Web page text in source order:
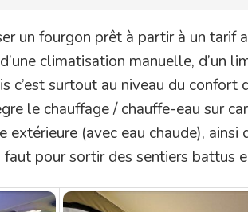
un fourgon prêt à partir à un tarif
climatisation manuelle, d’un
c’est surtout au niveau du confort
le chauffage / chauffe-eau sur
(avec eau chaude), ainsi
faut pour sortir des sentiers battus